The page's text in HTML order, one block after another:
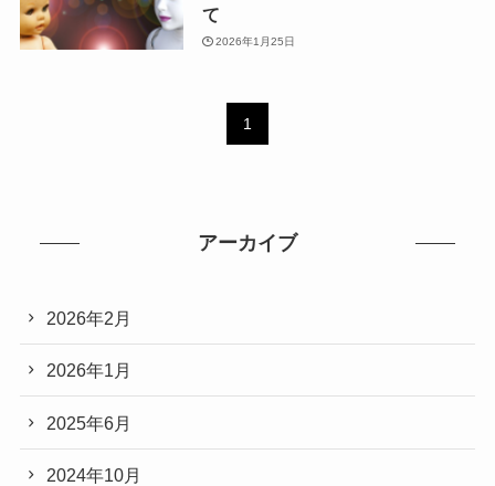
て
2026年1月25日
1
アーカイブ
2026年2月
2026年1月
2025年6月
2024年10月